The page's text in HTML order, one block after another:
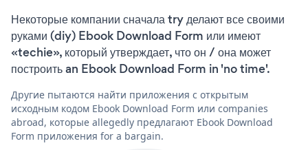
Некоторые компании сначала try делают все своими
руками (diy) Ebook Download Form или имеют
«techie», который утверждает, что он / она может
построить an Ebook Download Form in 'no time'.
Другие пытаются найти приложения с открытым
исходным кодом Ebook Download Form или companies
abroad, которые allegedly предлагают Ebook Download
Form приложения for a bargain.